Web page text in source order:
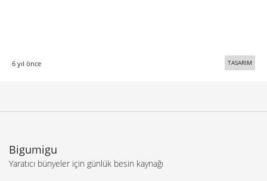
6 yıl önce TASARIM
Bigumigu
Yaratıcı bünyeler için günlük besin kaynağı